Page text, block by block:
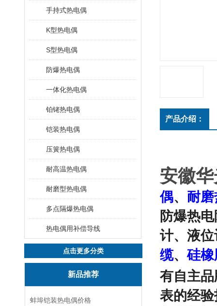
手持式热电偶
K型热电偶
S型热电偶
防爆热电偶
一体化热电偶
铂铑热电偶
铠装热电偶
压簧热电偶
耐高温热电偶
耐磨型热电偶
多点隔爆热电偶
热电偶用补偿导线
点击更多分类
新品推荐
蚌埠铠装热电偶价格
产品介绍：
安徽
偶、 耐
防爆热
计、液位
缆、硅
有自主
表的经